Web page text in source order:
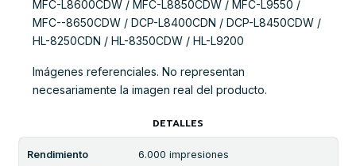
MFC-L8600CDW / MFC-L8850CDW / MFC-L9550 /
MFC--8650CDW / DCP-L8400CDN / DCP-L8450CDW /
HL-8250CDN / HL-8350CDW / HL-L9200
Imágenes referenciales. No representan
necesariamente la imagen real del producto.
DETALLES
Rendimiento
6.000 impresiones